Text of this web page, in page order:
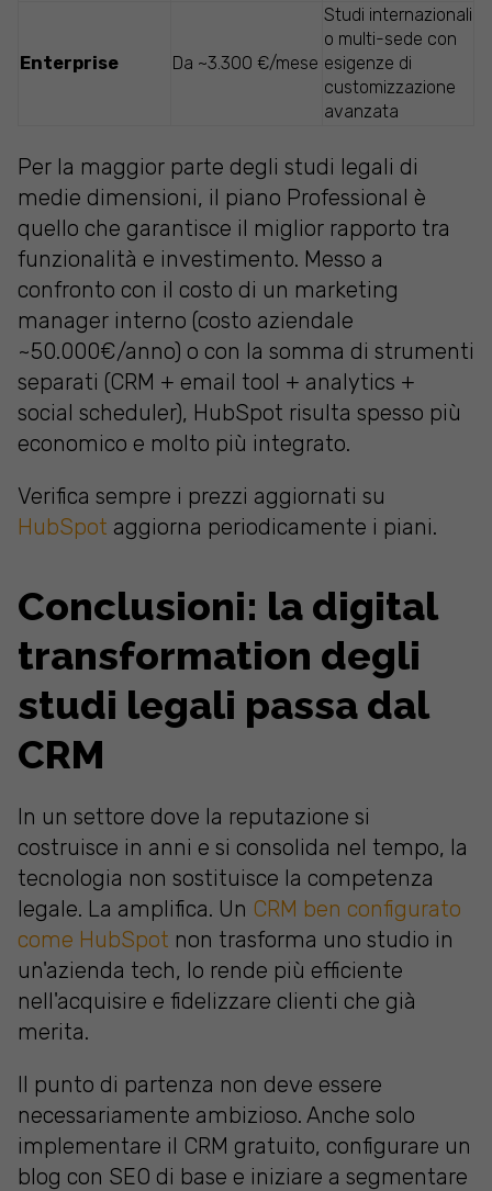
Enterprise Da ~3.300 €/mese
Studi internazionali
o multi-sede con
esigenze di
customizzazione
avanzata
Per la maggior parte degli studi legali di
medie dimensioni, il piano Professional è
quello che garantisce il miglior rapporto tra
funzionalità e investimento. Messo a
confronto con il costo di un marketing
manager interno (costo aziendale
~50.000€/anno) o con la somma di strumenti
separati (CRM + email tool + analytics +
social scheduler), HubSpot risulta spesso più
economico e molto più integrato.
Verifica sempre i prezzi aggiornati su
HubSpot aggiorna periodicamente i piani.
Conclusioni: la digital
transformation degli
studi legali passa dal
CRM
In un settore dove la reputazione si
costruisce in anni e si consolida nel tempo, la
tecnologia non sostituisce la competenza
legale. La amplifica. Un CRM ben configurato
come HubSpot non trasforma uno studio in
un'azienda tech, lo rende più efficiente
nell'acquisire e fidelizzare clienti che già
merita.
Il punto di partenza non deve essere
necessariamente ambizioso. Anche solo
implementare il CRM gratuito, configurare un
blog con SEO di base e iniziare a segmentare